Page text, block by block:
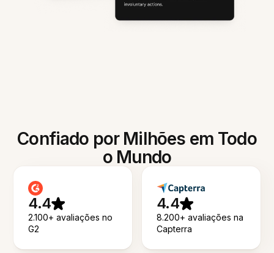
Confiado por Milhões em Todo
o Mundo
4.4
2.100+ avaliações no
G2
4.4
8.200+ avaliações na
Capterra